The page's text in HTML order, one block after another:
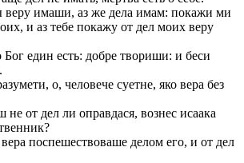
вeру имаши, аз же дeла имам: покажи ми
и аз тебe покажу от дeл моих вeру
един есть: добрe твориши: и бeси
о, человeче суетне, яко вeра без
от дeл ли оправдася, вознес исаака
поспeшествоваше дeлом его, и от дeл